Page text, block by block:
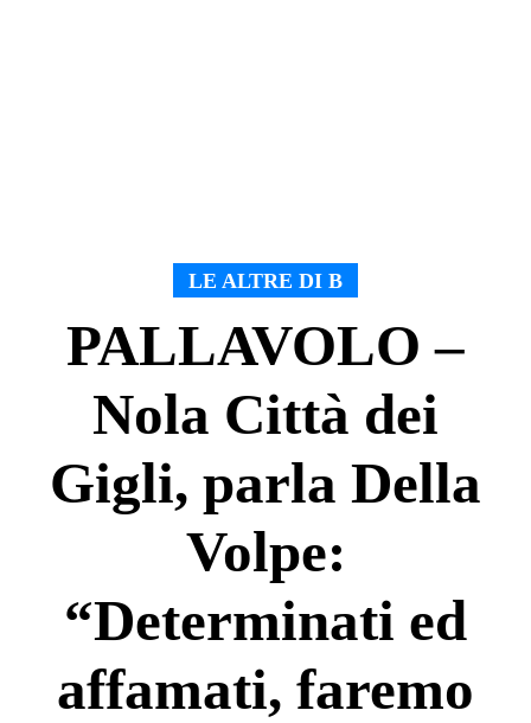
LE ALTRE DI B
PALLAVOLO –
Nola Città dei
Gigli, parla Della
Volpe:
“Determinati ed
affamati, faremo